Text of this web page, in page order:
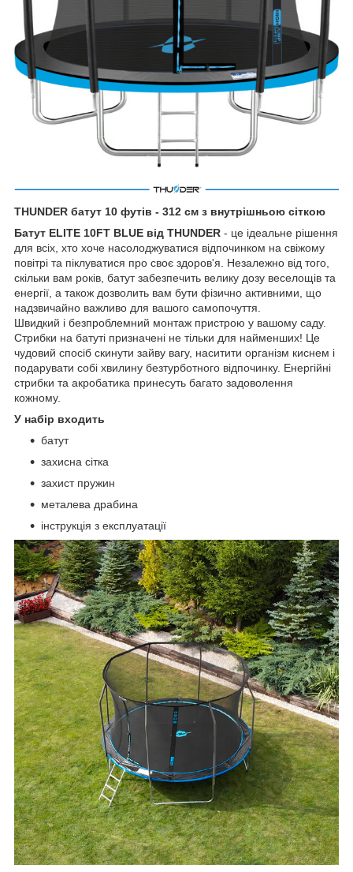
THUNDER батут 10 футів - 312 см з внутрішньою сіткою
Батут ELITE 10FT BLUE від THUNDER - це ідеальне рішення
для всіх, хто хоче насолоджуватися відпочинком на свіжому
повітрі та піклуватися про своє здоров'я. Незалежно від того,
скільки вам років, батут забезпечить велику дозу веселощів та
енергії, а також дозволить вам бути фізично активними, що
надзвичайно важливо для вашого самопочуття.
Швидкий і безпроблемний монтаж пристрою у вашому саду.
Стрибки на батуті призначені не тільки для найменших! Це
чудовий спосіб скинути зайву вагу, наситити організм киснем і
подарувати собі хвилину безтурботного відпочинку. Енергійні
стрибки та акробатика принесуть багато задоволення
кожному.
У набір входить
батут
захисна сітка
захист пружин
металева драбина
інструкція з експлуатації